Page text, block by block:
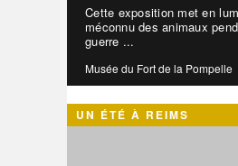
Cette exposition met en
méconnu des animaux
guerre ...
Musée du Fort de la Pompelle
UN ÉTÉ À REIMS